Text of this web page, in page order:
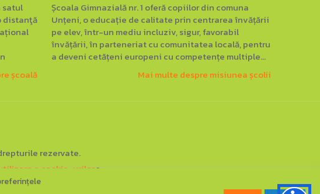
satul
distanţă
școală
Școala Gimnazială nr. 1 oferă copiilor din comuna
Unțeni, o educație de calitate prin centrarea învățării
pe elev, într-un mediu incluziv, sigur, favorabil
învățării, în parteneriat cu comunitatea locală, pentru
a deveni cetățeni europeni cu competențe multiple...
Mai multe despre misiunea școlii
rezervate.
a cookie-urilor▪